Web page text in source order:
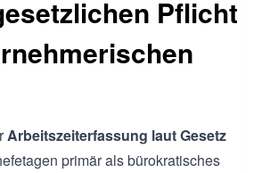
Pflicht
Arbeitszeiterfassung laut Gesetz
primär als bürokratisches